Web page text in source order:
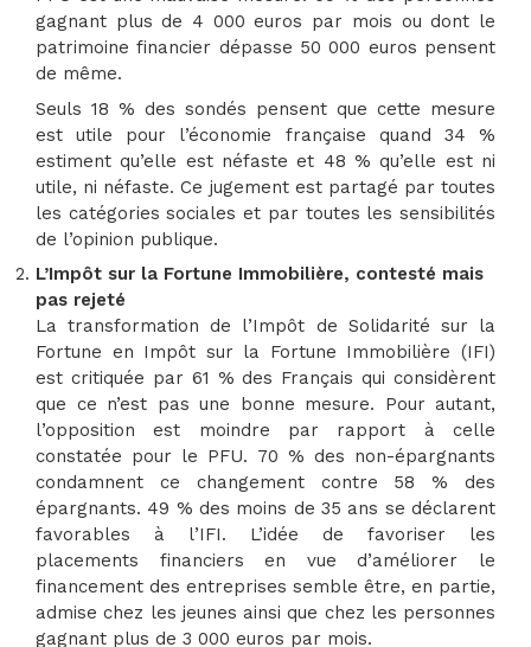
gagnant plus de 4 000 euros par mois ou dont le
patrimoine financier dépasse 50 000 euros pensent
de même.
Seuls 18 % des sondés pensent que cette mesure
est utile pour l’économie française quand 34 %
estiment qu’elle est néfaste et 48 % qu’elle est ni
utile, ni néfaste. Ce jugement est partagé par toutes
les catégories sociales et par toutes les sensibilités
de l’opinion publique.
L’Impôt sur la Fortune Immobilière, contesté mais
pas rejeté
La transformation de l’Impôt de Solidarité sur la
Fortune en Impôt sur la Fortune Immobilière (IFI)
est critiquée par 61 % des Français qui considèrent
que ce n’est pas une bonne mesure. Pour autant,
l’opposition est moindre par rapport à celle
constatée pour le PFU. 70 % des non-épargnants
condamnent ce changement contre 58 % des
épargnants. 49 % des moins de 35 ans se déclarent
favorables à l’IFI. L’idée de favoriser les
placements financiers en vue d’améliorer le
financement des entreprises semble être, en partie,
admise chez les jeunes ainsi que chez les personnes
gagnant plus de 3 000 euros par mois.